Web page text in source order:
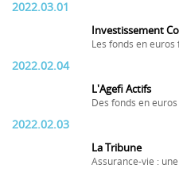
2022.03.01
Investissement
Les fonds en
2022.02.04
L'Agefi Actifs
Des fonds en
2022.02.03
La Tribune
Assurance-vie :